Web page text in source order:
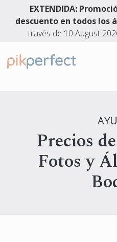
EXTENDIDA:
descuento en todos los
través de 10 August
Álbum de fotos LayFlat
Álbum de apertura plana
Álbumes de Boda
Álbum de boda Premium
Álbum de boda plano
Libro de Fotos de Boda
SERVICIO DE DISEÑO
4.91 Valoración
Precios
Fotos y